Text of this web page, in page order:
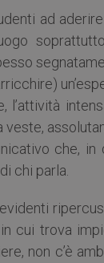
ad
l’attività
che,
chi parla.
cui trova
non c’è